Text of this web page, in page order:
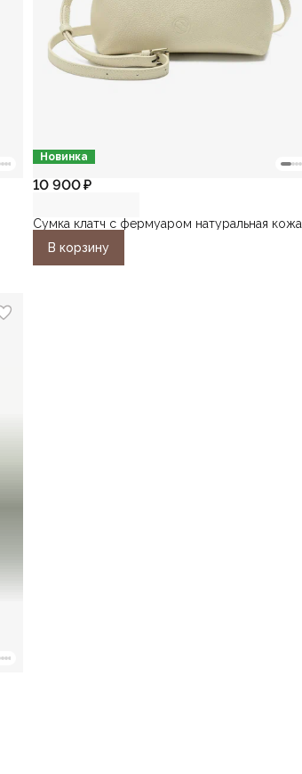
Новинка
10 900 ₽
Сумка клатч с фермуаром натуральная кожа
В корзину